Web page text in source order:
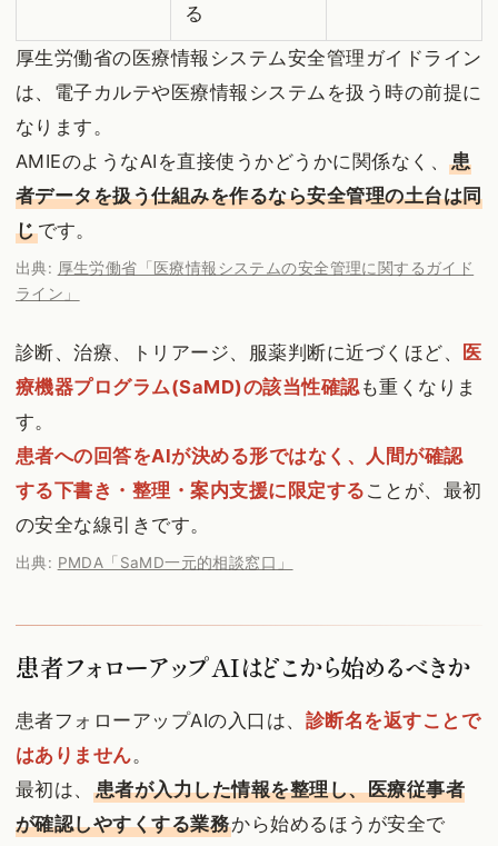
る
厚生労働省の医療情報システム安全管理ガイドライン
は、電子カルテや医療情報システムを扱う時の前提に
なります。
AMIEのようなAIを直接使うかどうかに関係なく、患
者データを扱う仕組みを作るなら安全管理の土台は同
じです。
出典: 厚生労働省「医療情報システムの安全管理に関するガイド
ライン」
診断、治療、トリアージ、服薬判断に近づくほど、
医
療機器プログラム(SaMD)の該当性確認も重くなりま
す。
患者への回答をAIが決める形ではなく、人間が確認
する下書き・整理・案内支援に限定する ことが、最初
の安全な線引きです。
出典: PMDA「SaMD一元的相談窓口」
患者フォローアップAIはどこから始めるべきか
患者フォローアップAIの入口は、 診断名を返すことで
はありません。
最初は、 患者が入力した情報を整理し、医療従事者
が確認しやすくする業務から始めるほうが安全で